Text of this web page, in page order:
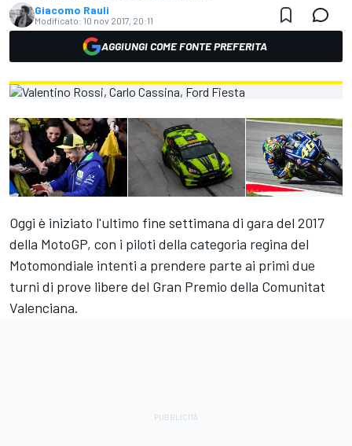
Giacomo Rauli
Modificato: 10 nov 2017, 20:11
AGGIUNGI COME FONTE PREFERITA
Oggi è iniziato l'ultimo fine settimana di gara del 2017
della MotoGP, con i piloti della categoria regina del
Motomondiale intenti a prendere parte ai primi due
turni di prove libere del Gran Premio della Comunitat
Valenciana.